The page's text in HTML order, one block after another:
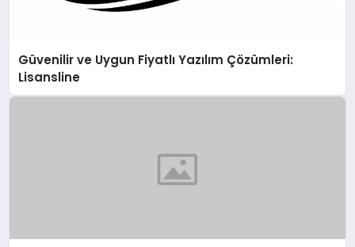
Güvenilir ve Uygun Fiyatlı Yazılım Çözümleri:
Lisansline